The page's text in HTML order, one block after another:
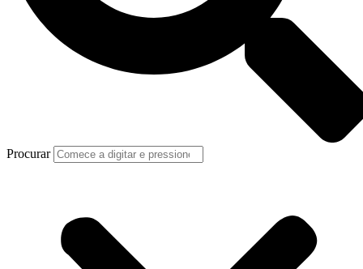
Procurar